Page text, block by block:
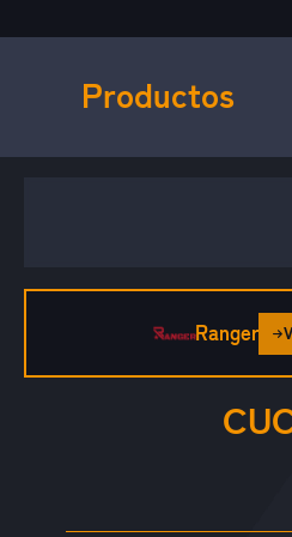
Productos
Ranger